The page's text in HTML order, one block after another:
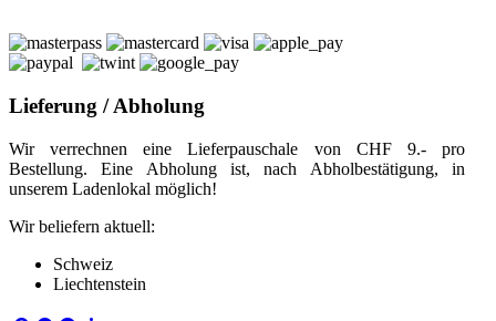
Lieferung / Abholung
Wir verrechnen eine Lieferpauschale von CHF 9.- pro
Bestellung. Eine Abholung ist, nach Abholbestätigung, in
unserem Ladenlokal möglich!
Wir beliefern aktuell:
Schweiz
Liechtenstein